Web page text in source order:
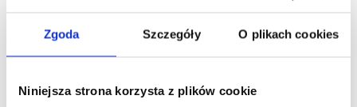
Zgoda Szczegóły O plikach cookies
Niniejsza strona korzysta z plików cookie
Przewodnik po oliwach
Przewodnik po oliwach